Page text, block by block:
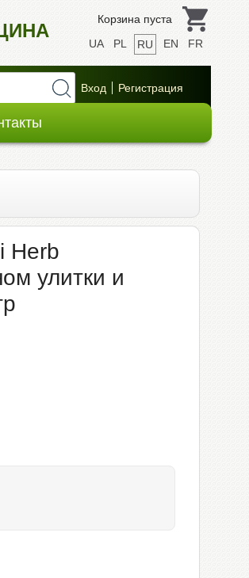
Корзина пуста
UA
PL RU EN FR
Herb
улитки и